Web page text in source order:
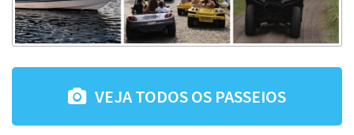
VEJA TODOS OS PASSEIOS